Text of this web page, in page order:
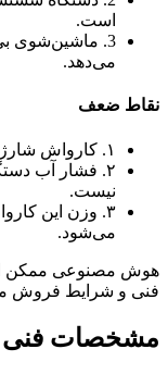
است.
3. ماشین‌شوی
می‌دهد.
نقاط ضعف
۱. کارواش شارژی مدل HP2824 هیوندای باتری ضعیفی دارد.
۲. فشار آب
نیست.
۳. وزن این
می‌شود.
هوش مصنوعی ممکن
فنی و شرایط فروش
مشخصات فنی